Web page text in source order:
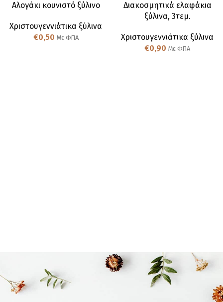
Αλογάκι κουνιστό ξύλινο
Χριστουγεννιάτικα ξύλινα
€0,50 Με ΦΠΑ
Διακοσμητικά ελαφάκια
ξύλινα, 3τεμ.
Χριστουγεννιάτικα ξύλινα
€0,90 Με ΦΠΑ